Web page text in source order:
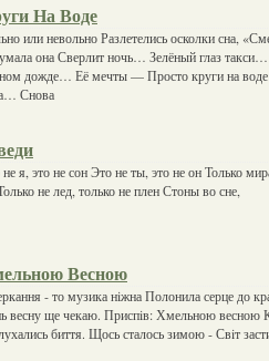
На Воде
или невольно Разлетелись осколки сна,
она Сверлит ночь… Зелёный глаз
дожде… Её мечты — Просто круги на
Снова
я, это не сон Это не ты, это не он Только
не лед, только не плен Стоны во сне,
Весною
- то музика нiжна Полонила серце до
весну ще чекаю. Приспiв: Хмельною весною
биття. Щось сталось зимою - Свiт